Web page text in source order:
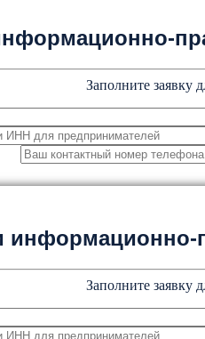
Заполните заявку
Заполните заявку